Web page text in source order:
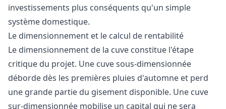
investissements plus conséquents qu'un simple
système domestique.
Le dimensionnement et le calcul de rentabilité
Le dimensionnement de la cuve constitue l'étape
critique du projet. Une cuve sous-dimensionnée
déborde dès les premières pluies d'automne et perd
une grande partie du gisement disponible. Une cuve
sur-dimensionnée mobilise un capital qui ne sera